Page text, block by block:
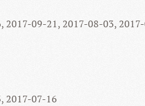
2017-09-21, 2017-08-03,
2017-07-16